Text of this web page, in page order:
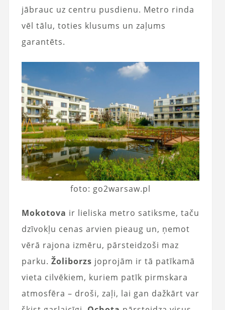
jābrauc uz centru pusdienu. Metro rinda
vēl tālu, toties klusums un zaļums
garantēts.
foto: go2warsaw.pl
Mokotova ir lieliska metro satiksme, taču
dzīvokļu cenas arvien pieaug un, ņemot
vērā rajona izmēru, pārsteidzoši maz
parku. Žoliborzs joprojām ir tā patīkamā
vieta cilvēkiem, kuriem patīk pirmskara
atmosfēra – droši, zaļi, lai gan dažkārt var